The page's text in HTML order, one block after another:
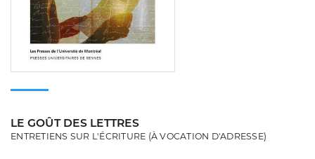
LE GOÛT DES LETTRES
ENTRETIENS SUR L'ÉCRITURE (À VOCATION D'ADRESSE)